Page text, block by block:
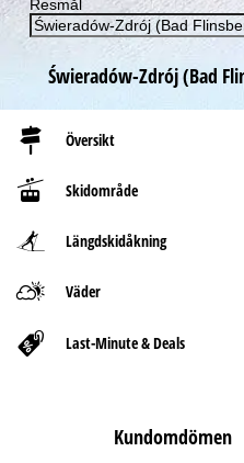
Resmål
Świeradów-Zdrój (Bad
Översikt
Skidområde
Längdskidåkning
Väder
Last-Minute & Deals
Kundomdömen